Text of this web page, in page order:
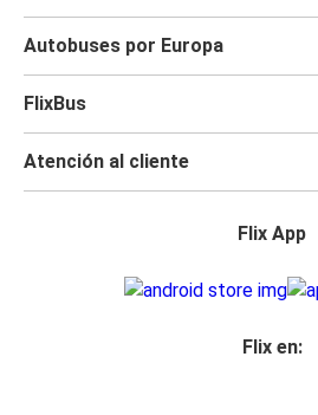
Autobuses por Europa
FlixBus
Atención al cliente
Flix App
Flix en: